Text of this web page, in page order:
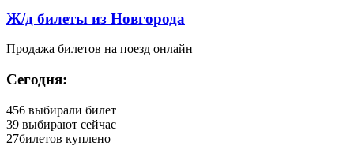
Ж/д билеты из Новгорода
Продажа билетов на поезд онлайн
Сегодня:
456 выбирали билет
39 выбирают сейчас
27билетов куплено